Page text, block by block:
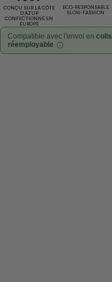
CONÇU SUR LA CÔTE
D'AZUR
CONFECTIONNÉ EN
EUROPE
ECO-RESPONSABLE
SLOW-FASHION
Compatible avec l'envoi en colis
réemployable